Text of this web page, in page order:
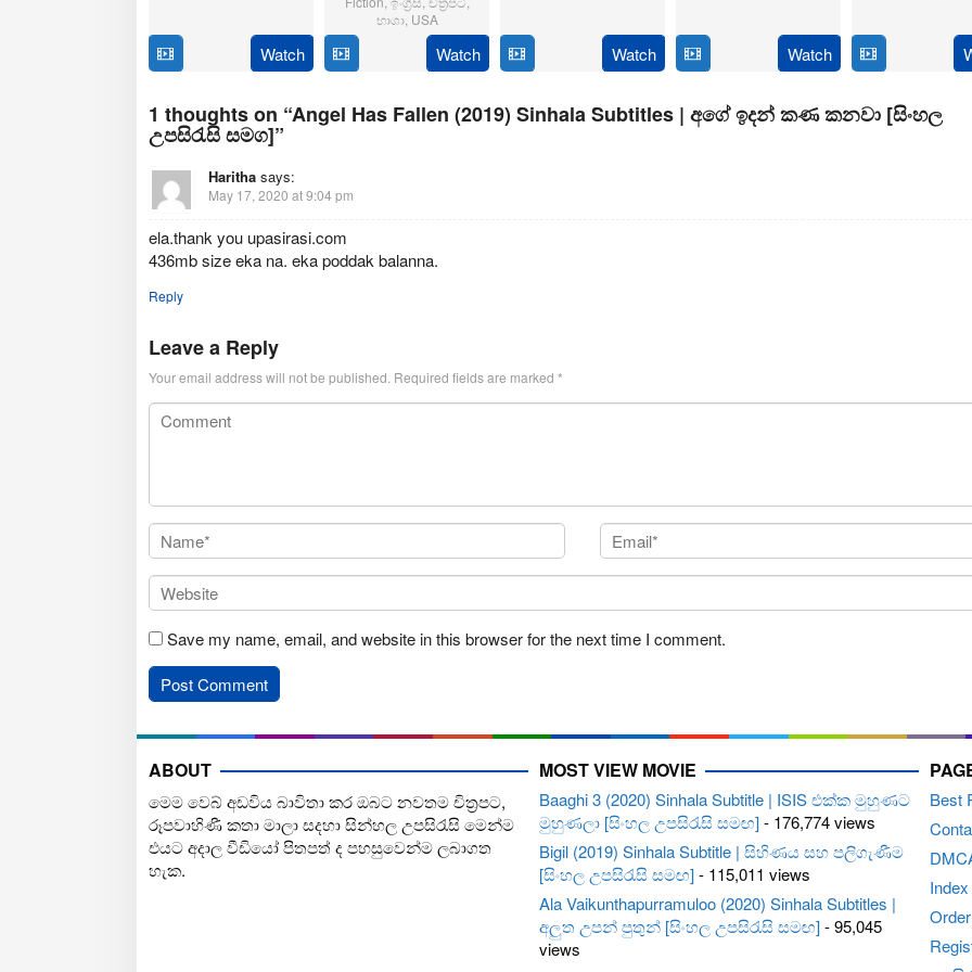
Watch
භාශා, USA
Jul
Matt
Shakman
Watch Watch
Feb
2025
Thirumeni
Watch
2025
Anil
1 thoughts on “Angel Has Fallen (2019) Sinhala Subtitles | අගේ ඉදන් කණ කනවා [සිංහල
උපසිරැසි සමග]”
Haritha says:
May 17, 2020 at 9:04 pm
ela.thank you upasirasi.com
436mb size eka na. eka poddak balanna.
Reply
Leave a Reply
Your email address will not be published. Required fields are marked *
Save my name, email, and website in this browser for the next time I comment.
ABOUT
මෙම වෙබ් අඩවිය බාවිතා කර ඔබට නවතම චිත්‍රපට,
රූපවාහිණී කතා මාලා සදහා සින්හල උපසිරැසි මෙන්ම
එයට අදාල වීඩියෝ පිතපත් ද පහසුවෙන්ම ලබාගත
හැක.
MOST VIEW MOVIE
Baaghi 3 (2020) Sinhala Subtitle | ISIS එක්ක මුහුණට
මුහුණලා [සිංහල උපසිරැසි සමඟ]- 176,774 views
Bigil (2019) Sinhala Subtitle | සිහිණය සහ පලිගැණීම
[සිංහල උපසිරැසි සමඟ]- 115,011 views
Ala Vaikunthapurramuloo (2020) Sinhala Subtitles |
අලුත උපන් පුතුන් [සිංහල උපසිරැසි සමඟ]- 95,045
views
Best